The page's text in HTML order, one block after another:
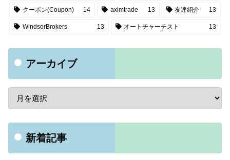
クーポン(Coupon) 14 aximtrade 13 友達紹介 13
WindsorBrokers 13 オートチャーチスト 13
アーカイブ
新着記事